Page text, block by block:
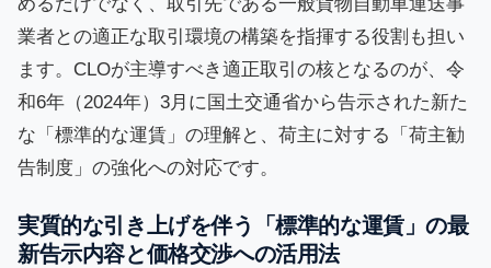
業者との適正な取引環境の構築を指揮する役割も担い
ます。CLOが主導すべき適正取引の核となるのが、令
和6年（2024年）3月に国土交通省から告示された新た
な「標準的な運賃」の理解と、荷主に対する「荷主勧
告制度」の強化への対応です。
実質的な引き上げを伴う「標準的な運賃」の最
新告示内容と価格交渉への活用法